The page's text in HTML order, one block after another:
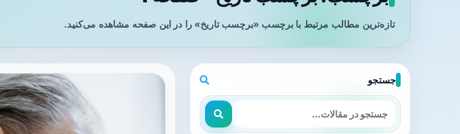
تازه‌ترین مطالب مرتبط با برچسب «برچسب تاریخ» را در این صفحه مشاهده می‌کنید.
جستجو